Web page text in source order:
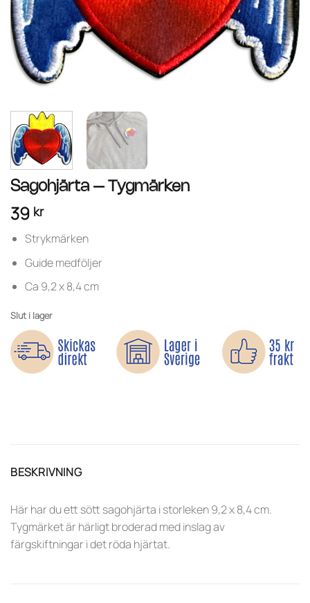
Sagohjärta – Tygmärken
39 kr
Strykmärken
Guide medföljer
Ca 9,2 x 8,4 cm
Slut i lager
BESKRIVNING
Här har du ett sött sagohjärta i storleken 9,2 x 8,4 cm.
Tygmärket är härligt broderad med inslag av
färgskiftningar i det röda hjärtat.